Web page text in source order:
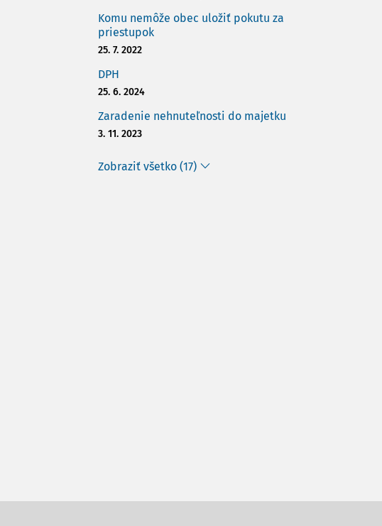
Komu nemôže obec uložiť pokutu za
priestupok
25. 7. 2022
DPH
25. 6. 2024
Zaradenie nehnuteľnosti do majetku
3. 11. 2023
Zobraziť všetko (17)